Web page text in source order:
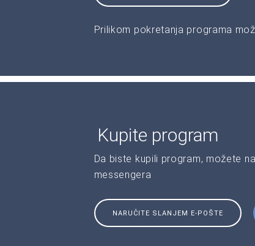
Prilikom pokretanja programa
Kupite program
Da biste kupili program, možete
messengera
NARUČITE SLANJEM E-POŠTE